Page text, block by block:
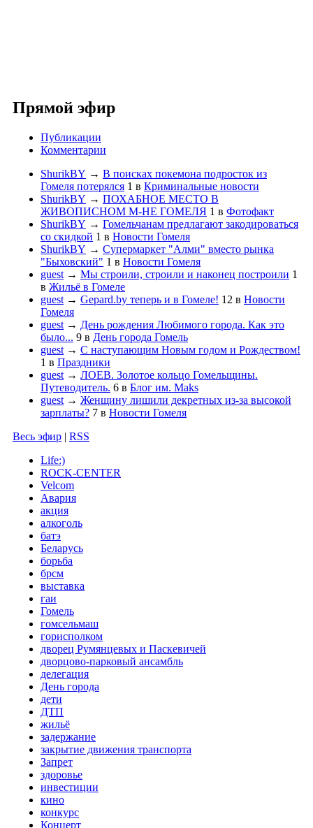
Прямой эфир
Публикации
Комментарии
ShurikBY → В поисках покемона подросток из
Гомеля потерялся 1 в Криминальные новости
ShurikBY → ПОХАБНОЕ МЕСТО В
ЖИВОПИСНОМ М-НЕ ГОМЕЛЯ 1 в Фотофакт
ShurikBY → Гомельчанам предлагают закодироваться
со скидкой 1 в Новости Гомеля
ShurikBY → Супермаркет "Алми" вместо рынка
"Быховский" 1 в Новости Гомеля
guest → Мы строили, строили и наконец построили 1
в Жильё в Гомеле
guest → Gepard.by теперь и в Гомеле! 12 в Новости
Гомеля
guest → День рождения Любимого города. Как это
было... 9 в День города Гомель
guest → С наступающим Новым годом и Рождеством!
1 в Праздники
guest → ЛОЕВ. Золотое кольцо Гомельщины.
Путеводитель. 6 в Блог им. Maks
guest → Женщину лишили декретных из-за высокой
зарплаты? 7 в Новости Гомеля
Весь эфир | RSS
Life:)
ROCK-CENTER
Velcom
Авария
акция
алкоголь
батэ
Беларусь
борьба
брсм
выставка
гаи
Гомель
гомсельмаш
горисполком
дворец Румянцевых и Паскевичей
дворцово-парковый ансамбль
делегация
День города
дети
ДТП
жильё
задержание
закрытие движения транспорта
Запрет
здоровье
инвестиции
кино
конкурс
Концерт